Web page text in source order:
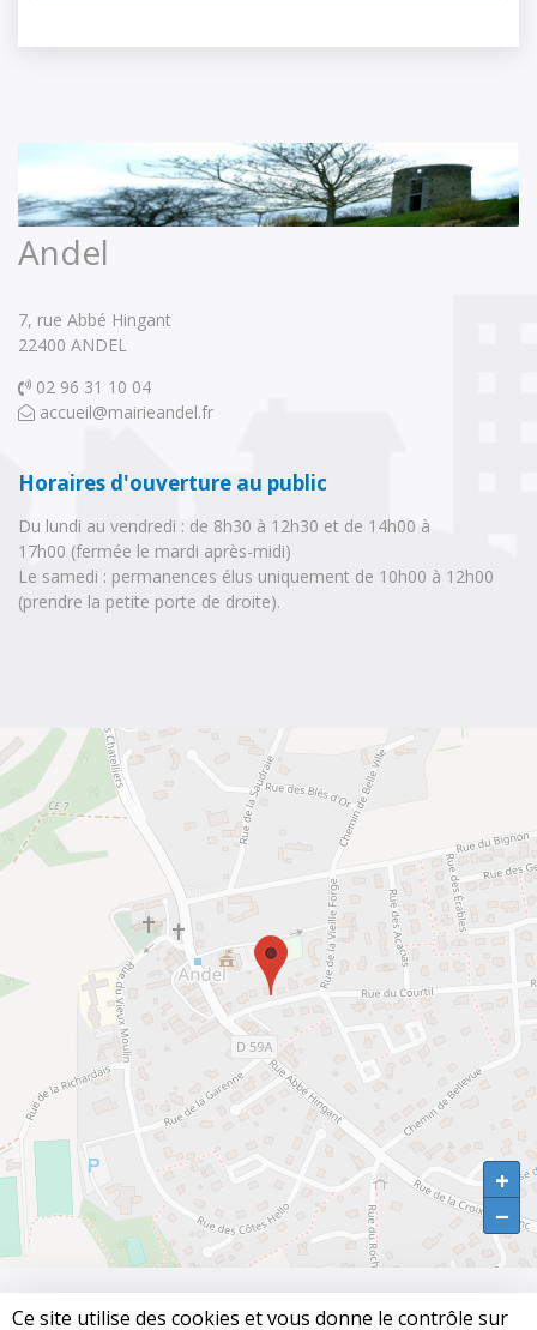
Andel
7, rue Abbé Hingant
22400 ANDEL
02 96 31 10 04
accueil@mairieandel.fr
Horaires d'ouverture au public
Du lundi au vendredi : de 8h30 à 12h30 et de 14h00 à
17h00 (fermée le mardi après-midi)
Le samedi : permanences élus uniquement de 10h00 à 12h00
(prendre la petite porte de droite).
+
−
+
−
© 2026ANDEL.
Ce site utilise des cookies et vous donne le contrôle sur